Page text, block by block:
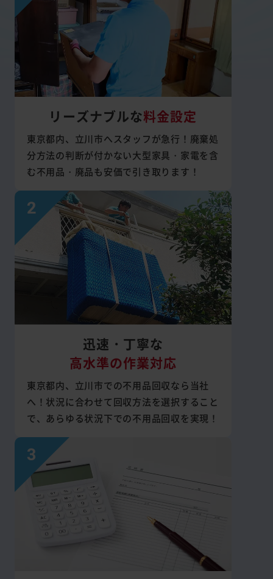
リーズナブルな料金設定
東京都内、立川市へスタッフが急行！廃棄処
分方法の判断が付かない大型家具・家電を含
む不用品・廃品も安価で引き取ります！
迅速・丁寧な
高水準の作業対応
東京都内、立川市での不用品回収なら当社
へ！状況に合わせて回収方法を選択すること
で、あらゆる状況下での不用品回収を実現！